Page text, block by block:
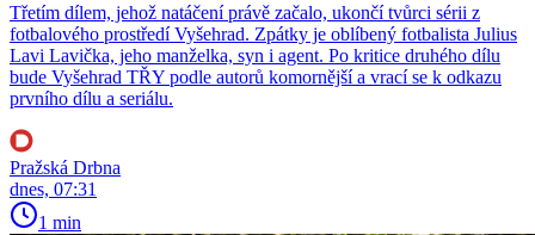
Třetím dílem, jehož natáčení právě začalo, ukončí tvůrci sérii z
fotbalového prostředí Vyšehrad. Zpátky je oblíbený fotbalista Julius
Lavi Lavička, jeho manželka, syn i agent. Po kritice druhého dílu
bude Vyšehrad TŘY podle autorů komornější a vrací se k odkazu
prvního dílu a seriálu.
Pražská Drbna
dnes, 07:31
1 min